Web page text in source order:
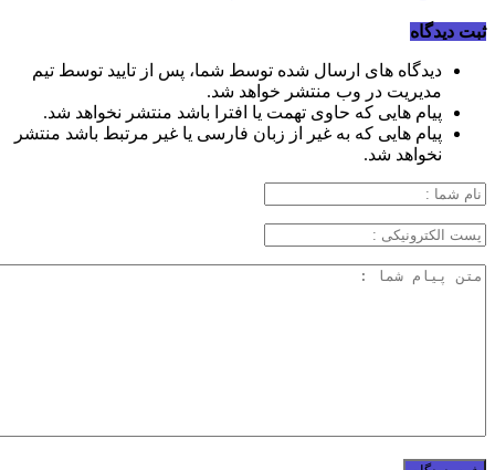
ثبت دیدگاه
دیدگاه های ارسال شده توسط شما، پس از تایید توسط تیم
مدیریت در وب منتشر خواهد شد.
پیام هایی که حاوی تهمت یا افترا باشد منتشر نخواهد شد.
پیام هایی که به غیر از زبان فارسی یا غیر مرتبط باشد منتشر
نخواهد شد.